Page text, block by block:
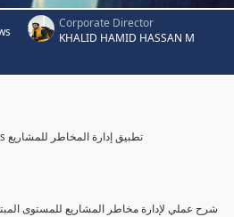
Corporate Director
KHALID HAMID HASSAN M
Practice Managing Project Risks تطبيق إدارة المخاطر للمشاريع
شرح عملي لإدارة مخاطر المشاريع للمستوى